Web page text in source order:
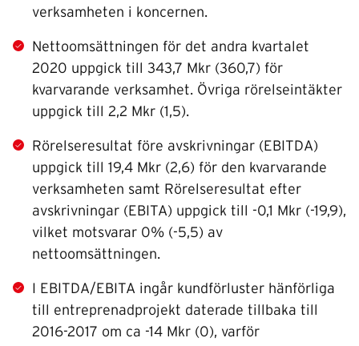
verksamheten i koncernen.
Nettoomsättningen för det andra kvartalet
2020 uppgick till 343,7 Mkr (360,7) för
kvarvarande verksamhet. Övriga rörelseintäkter
uppgick till 2,2 Mkr (1,5).
Rörelseresultat före avskrivningar (EBITDA)
uppgick till 19,4 Mkr (2,6) för den kvarvarande
verksamheten samt Rörelseresultat efter
avskrivningar (EBITA) uppgick till -0,1 Mkr (-19,9),
vilket motsvarar 0% (-5,5) av
nettoomsättningen.
I EBITDA/EBITA ingår kundförluster hänförliga
till entreprenadprojekt daterade tillbaka till
2016-2017 om ca -14 Mkr (0), varför